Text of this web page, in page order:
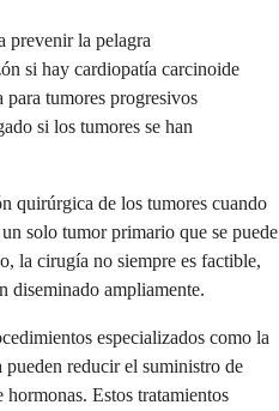
prevenir la pelagra
si hay cardiopatía carcinoide
tumores progresivos
si los tumores se han
quirúrgica de los tumores cuando
solo tumor primario que se puede
la cirugía no siempre es factible,
diseminado ampliamente.
especializados como la
reducir el suministro de
Estos tratamientos